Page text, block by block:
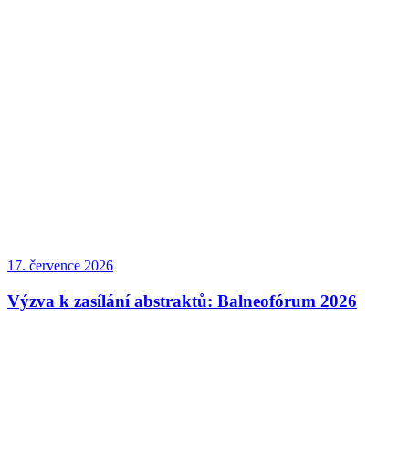
17. července 2026
Výzva k zasílání abstraktů: Balneofórum 2026